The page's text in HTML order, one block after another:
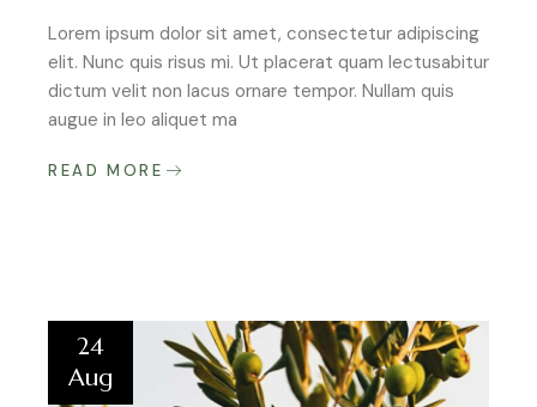
Lorem ipsum dolor sit amet, consectetur adipiscing
elit. Nunc quis risus mi. Ut placerat quam lectusabitur
dictum velit non lacus ornare tempor. Nullam quis
augue in leo aliquet ma
READ MORE
24
Aug